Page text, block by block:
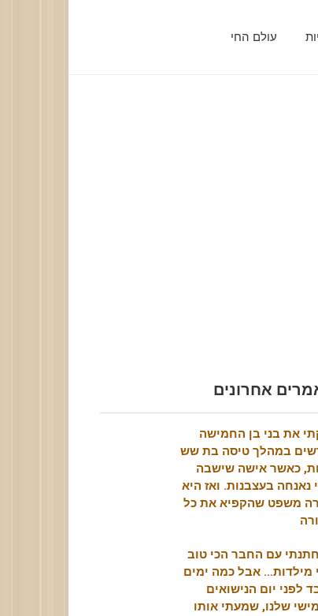
עולם החי
אחרונים
את בני בן החמישה
במהלך טיסה בת שש
כאשר אישה שישבה
נאנחה בעצבנות. ואז היא
משפט שהקפיא את כל
עם החבר הכי טוב
מילדות… אבל כמה ימים
לפני יום הנישואים
שלנו, שמעתי אותו